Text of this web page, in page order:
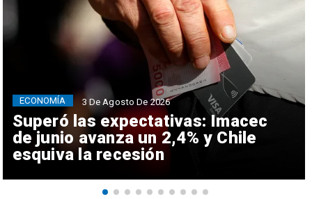
Superó las expectativas: Imacec
de junio avanza un 2,4% y Chile
esquiva la recesión
ECONOMÍA 3 De Agosto De 2026